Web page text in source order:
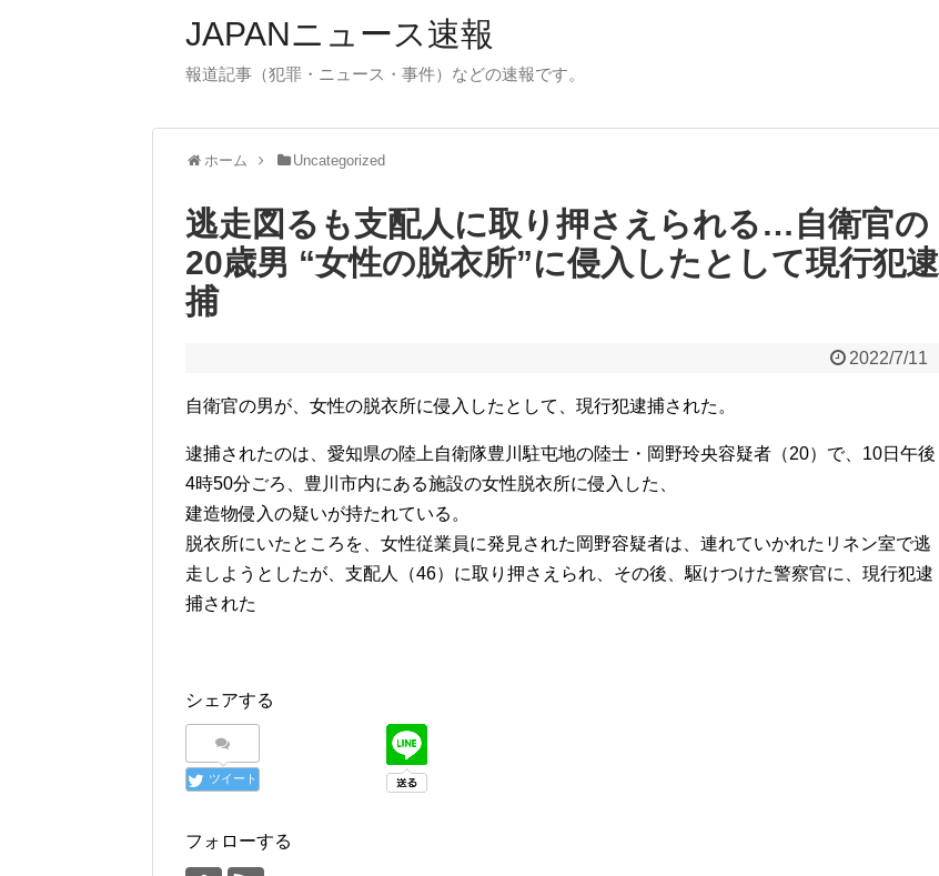
JAPANニュース速報
報道記事（犯罪・ニュース・事件）などの速報です。
ホーム Uncategorized
逃走図るも支配人に取り押さえられる…自衛官の
20歳男 “女性の脱衣所”に侵入したとして現行犯逮
捕
2022/7/11
自衛官の男が、女性の脱衣所に侵入したとして、現行犯逮捕された。
逮捕されたのは、愛知県の陸上自衛隊豊川駐屯地の陸士・岡野玲央容疑者（20）で、10日午後
4時50分ごろ、豊川市内にある施設の女性脱衣所に侵入した、
建造物侵入の疑いが持たれている。
脱衣所にいたところを、女性従業員に発見された岡野容疑者は、連れていかれたリネン室で逃
走しようとしたが、支配人（46）に取り押さえられ、その後、駆けつけた警察官に、現行犯逮
捕された
シェアする
ツイート
フォローする